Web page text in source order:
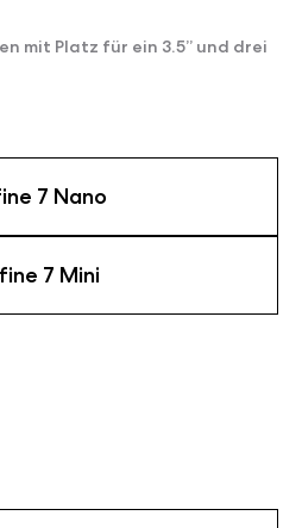
mit Platz für ein 3.5” und drei
7 Nano
7 Mini